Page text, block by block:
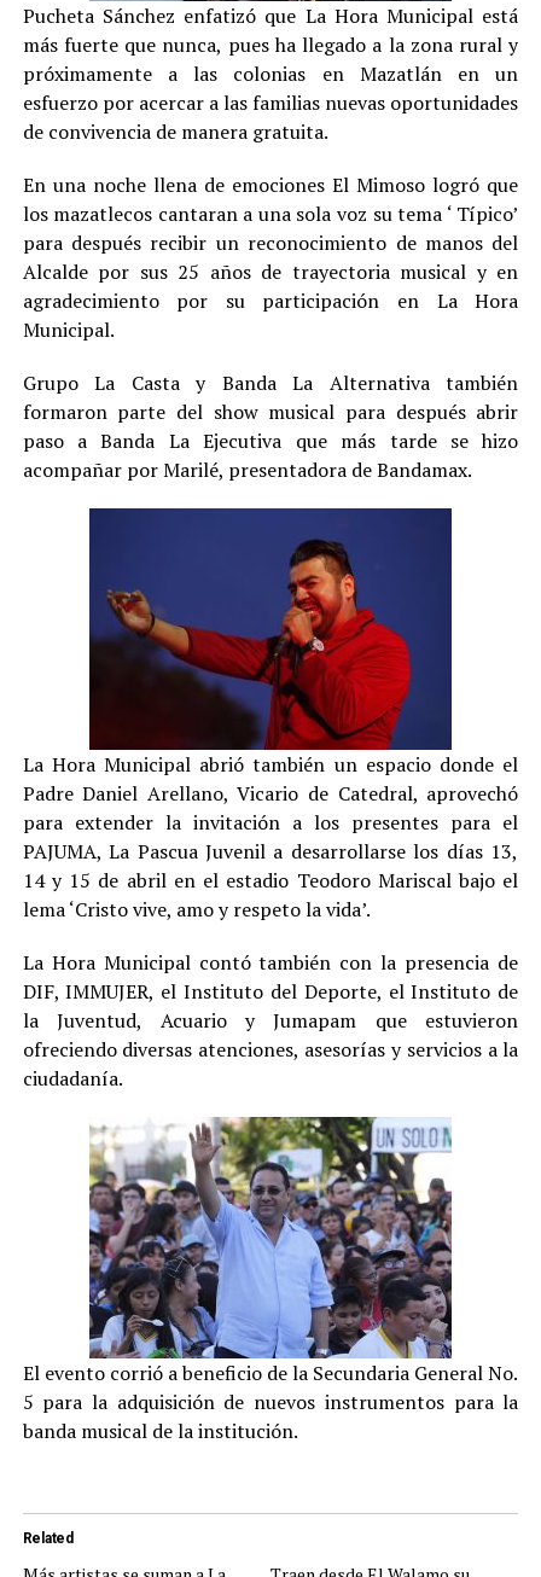
Pucheta Sánchez enfatizó que La Hora Municipal está
más fuerte que nunca, pues ha llegado a la zona rural y
próximamente a las colonias en Mazatlán en un
esfuerzo por acercar a las familias nuevas oportunidades
de convivencia de manera gratuita.
En una noche llena de emociones El Mimoso logró que
los mazatlecos cantaran a una sola voz su tema ‘ Típico’
para después recibir un reconocimiento de manos del
Alcalde por sus 25 años de trayectoria musical y en
agradecimiento por su participación en La Hora
Municipal.
Grupo La Casta y Banda La Alternativa también
formaron parte del show musical para después abrir
paso a Banda La Ejecutiva que más tarde se hizo
acompañar por Marilé, presentadora de Bandamax.
La Hora Municipal abrió también un espacio donde el
Padre Daniel Arellano, Vicario de Catedral, aprovechó
para extender la invitación a los presentes para el
PAJUMA, La Pascua Juvenil a desarrollarse los días 13,
14 y 15 de abril en el estadio Teodoro Mariscal bajo el
lema ‘Cristo vive, amo y respeto la vida’.
La Hora Municipal contó también con la presencia de
DIF, IMMUJER, el Instituto del Deporte, el Instituto de
la Juventud, Acuario y Jumapam que estuvieron
ofreciendo diversas atenciones, asesorías y servicios a la
ciudadanía.
El evento corrió a beneficio de la Secundaria General No.
5 para la adquisición de nuevos instrumentos para la
banda musical de la institución.
Related